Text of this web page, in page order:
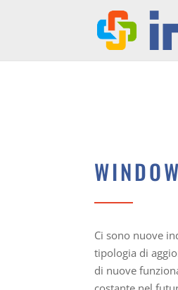
Ci sono nuove
tipologia di
di nuove